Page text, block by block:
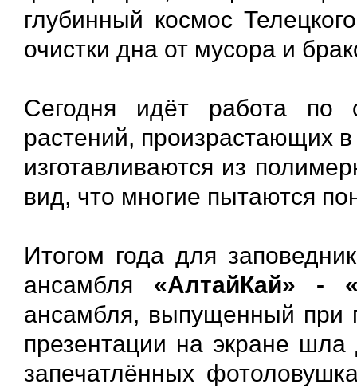
глубинный космос
очистки дна от мусора и
Сегодня идёт работа по
растений, произрастающих
изготавливаются из
вид, что многие пытаются
Итогом года для
ансамбля «АлтайКай» -
ансамбля, выпущенный при
презентации на экране
запечатлённых